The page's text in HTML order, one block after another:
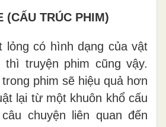
(CẤU TRÚC PHIM)
lỏng có hình dạng của vật
truyện phim cũng vậy.
phim sẽ hiệu quả hơn
lại từ một khuôn khổ cấu
chuyện liên quan đến